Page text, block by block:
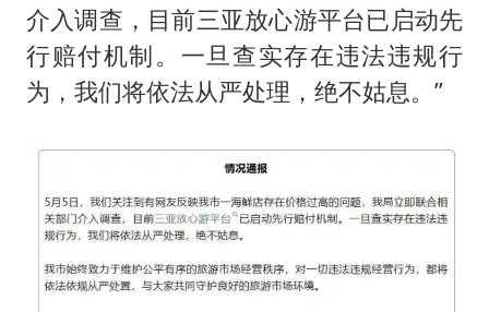
介入调查，目前三亚放心游平台已启动先
行赔付机制。一旦查实存在违法违规行
为，我们将依法从严处理，绝不姑息。”